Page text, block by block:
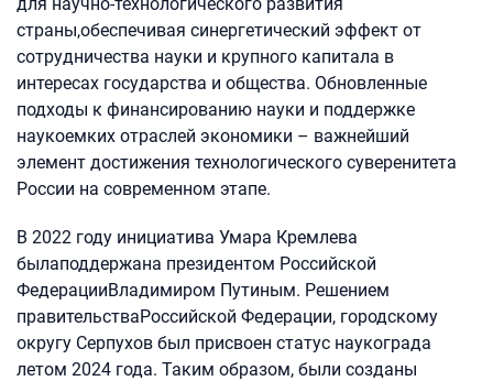
страны,обеспечивая синергетический эффект от
сотрудничества науки и крупного капитала в
интересах государства и общества. Обновленные
подходы к финансированию науки и поддержке
наукоемких отраслей экономики – важнейший
элемент достижения технологического суверенитета
России на современном этапе.
В 2022 году инициатива Умара Кремлева
былаподдержана президентом Российской
ФедерацииВладимиром Путиным. Решением
правительстваРоссийской Федерации, городскому
округу Серпухов был присвоен статус наукограда
летом 2024 года. Таким образом, были созданы